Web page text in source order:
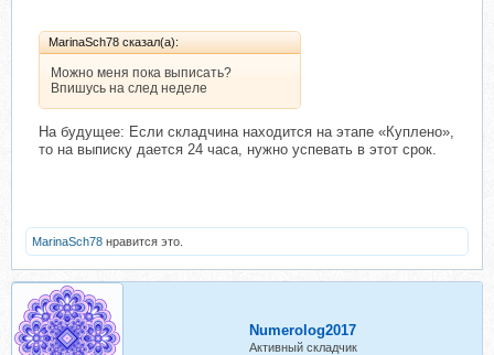
MarinaSch78 сказал(а):
Можно меня пока выписать?
Впишусь на след неделе
На будущее: Если складчина находится на этапе «Куплено»,
то на выписку дается 24 часа, нужно успевать в этот срок.
MarinaSch78 нравится это.
Numerolog2017
Активный складчик